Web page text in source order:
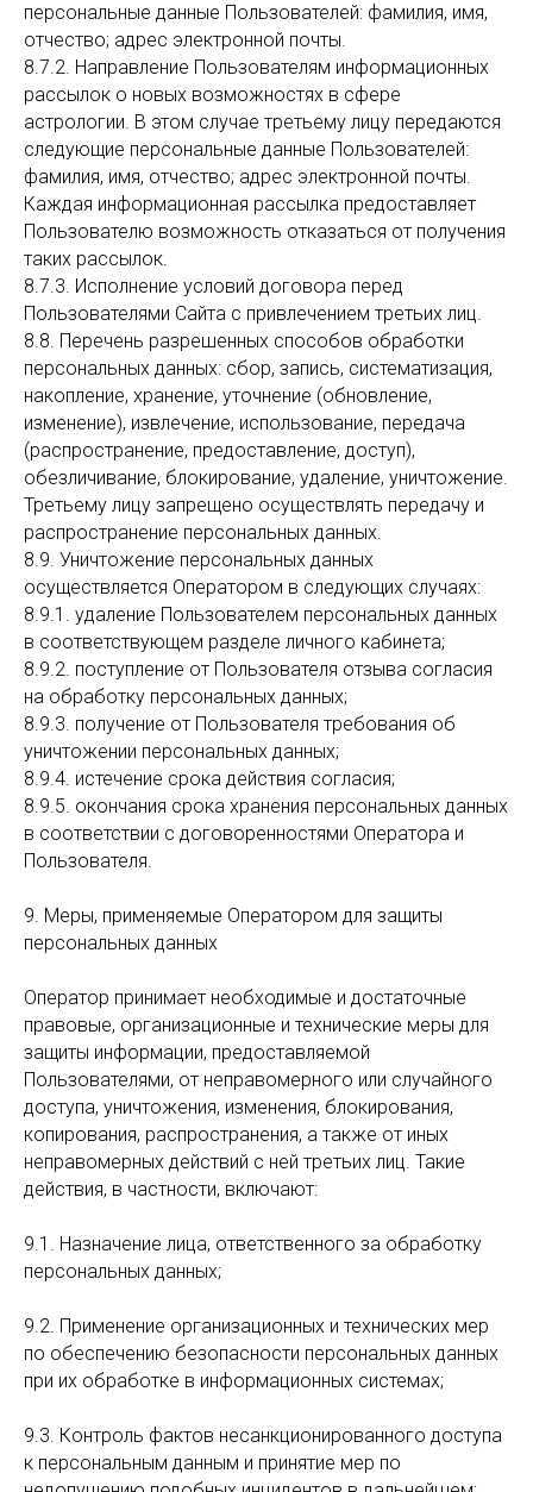
персональные данные Пользователей: фамилия, имя,
отчество; адрес электронной почты.
8.7.2. Направление Пользователям информационных
рассылок о новых возможностях в сфере
астрологии. В этом случае третьему лицу передаются
следующие персональные данные Пользователей:
фамилия, имя, отчество; адрес электронной почты.
Каждая информационная рассылка предоставляет
Пользователю возможность отказаться от получения
таких рассылок.
8.7.3. Исполнение условий договора перед
Пользователями Сайта с привлечением третьих лиц.
8.8. Перечень разрешенных способов обработки
персональных данных: сбор, запись, систематизация,
накопление, хранение, уточнение (обновление,
изменение), извлечение, использование, передача
(распространение, предоставление, доступ),
обезличивание, блокирование, удаление, уничтожение.
Третьему лицу запрещено осуществлять передачу и
распространение персональных данных.
8.9. Уничтожение персональных данных
осуществляется Оператором в следующих случаях:
8.9.1. удаление Пользователем персональных данных
в соответствующем разделе личного кабинета;
8.9.2. поступление от Пользователя отзыва согласия
на обработку персональных данных;
8.9.3. получение от Пользователя требования об
уничтожении персональных данных;
8.9.4. истечение срока действия согласия;
8.9.5. окончания срока хранения персональных данных
в соответствии с договоренностями Оператора и
Пользователя.
9. Меры, применяемые Оператором для защиты
персональных данных
Оператор принимает необходимые и достаточные
правовые, организационные и технические меры для
защиты информации, предоставляемой
Пользователями, от неправомерного или случайного
доступа, уничтожения, изменения, блокирования,
копирования, распространения, а также от иных
неправомерных действий с ней третьих лиц. Такие
действия, в частности, включают:
9.1. Назначение лица, ответственного за обработку
персональных данных;
9.2. Применение организационных и технических мер
по обеспечению безопасности персональных данных
при их обработке в информационных системах;
9.3. Контроль фактов несанкционированного доступа
к персональным данным и принятие мер по